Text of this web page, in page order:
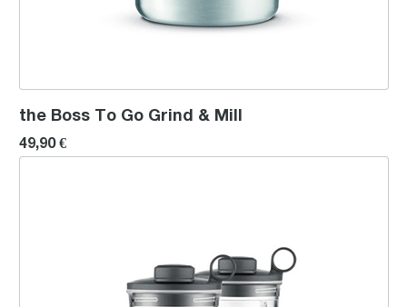
the Boss To Go Grind & Mill
49,90 €
the Boss To Go Cup Set